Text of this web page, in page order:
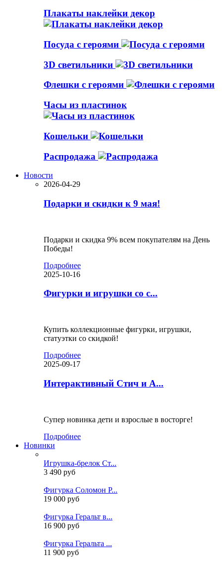
Плакаты наклейки декор
Посуда с героями
3D светильники
Флешки с героями
Часы из пластинок
Кошельки
Распродажа
Новости
2026-04-29
Подарки и скидки к 9 мая!
Подарки и скидка 9% всем покупателям на День
Победы!
Подробнее
2025-10-16
Фигурки и игрушки со с...
Купить коллекционные фигурки, игрушки,
статуэтки со скидкой!
Подробнее
2025-09-17
Интерактивный Стич и А...
Супер новинка дети и взрослые в восторге!
Подробнее
Новинки
Игрушка-брелок Ст...
3 490 руб
Фигурка Соломон Р...
19 000 руб
Фигурка Геральт в...
16 900 руб
Фигурка Геральта ...
11 900 руб